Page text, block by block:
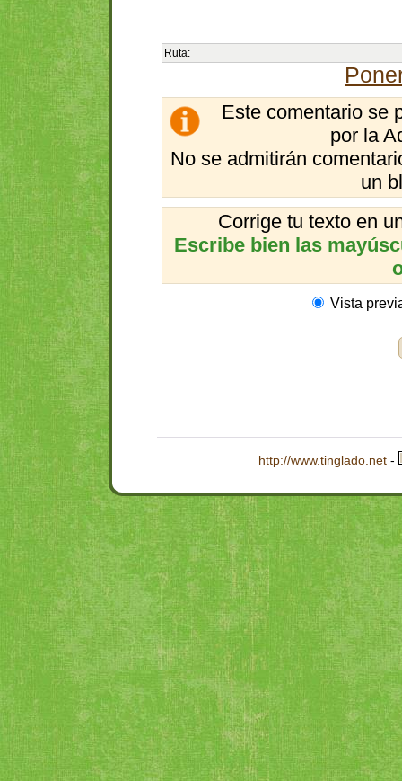
Ruta:
Este comentario se
por la
No se admitirán
un
Corrige tu texto en
Escribe bien las
Vista
http://www.tinglado.net -